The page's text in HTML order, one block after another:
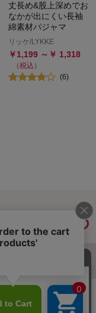
丈長め&股上深めでお
なかが出にくい長袖
綿素材パジャマ
リッケ/LYKKE
￥1,199 ～￥ 1,318
（税込）
(6)